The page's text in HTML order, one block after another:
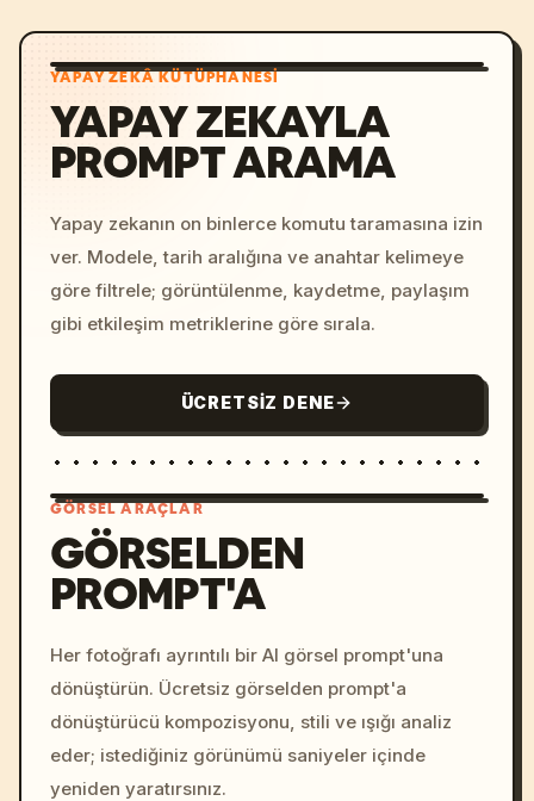
YAPAY ZEKÂ KÜTÜPHANESI
YAPAY ZEKAYLA
PROMPT ARAMA
Yapay zekanın on binlerce komutu taramasına izin
ver. Modele, tarih aralığına ve anahtar kelimeye
göre filtrele; görüntülenme, kaydetme, paylaşım
gibi etkileşim metriklerine göre sırala.
ÜCRETSIZ DENE
colors, 8k --v 6.0
GÖRSEL ARAÇLAR
GÖRSELDEN
PROMPT'A
Her fotoğrafı ayrıntılı bir AI görsel prompt'una
dönüştürün. Ücretsiz görselden prompt'a
dönüştürücü kompozisyonu, stili ve ışığı analiz
eder; istediğiniz görünümü saniyeler içinde
yeniden yaratırsınız.